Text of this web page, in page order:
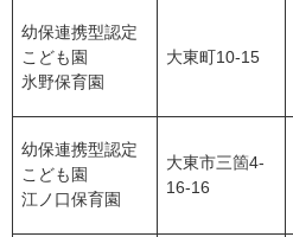
幼保連携型認定
こども園
氷野保育園
大東町10-15
幼保連携型認定
こども園
江ノ口保育園
大東市三箇4-
16-16